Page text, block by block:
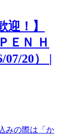
！】
ＥＮ Ｈ
20） |
みの際は「か